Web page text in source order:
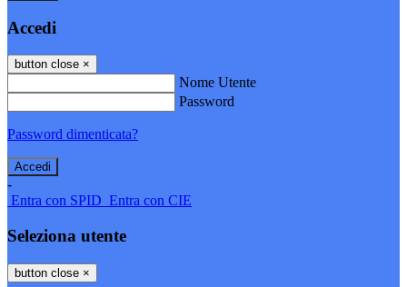
Accedi
button close ×
Nome Utente
Password
Password dimenticata?
-
Entra con SPID Entra con CIE
Seleziona utente
button close ×